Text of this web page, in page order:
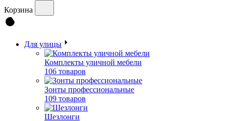
Корзина
Для улицы
Комплекты уличной мебели
106 товаров
Зонты профессиональные
109 товаров
Шезлонги